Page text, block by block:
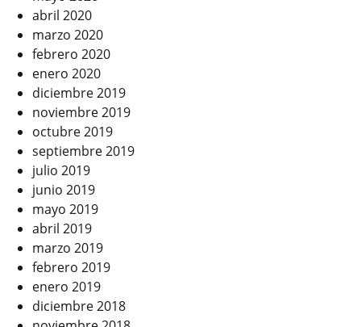
abril 2020
marzo 2020
febrero 2020
enero 2020
diciembre 2019
noviembre 2019
octubre 2019
septiembre 2019
julio 2019
junio 2019
mayo 2019
abril 2019
marzo 2019
febrero 2019
enero 2019
diciembre 2018